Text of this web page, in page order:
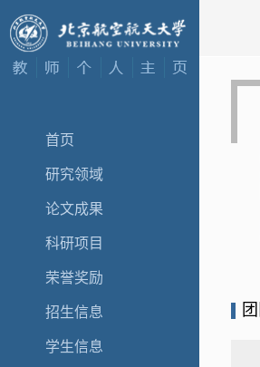
首页
研究领域
论文成果
科研项目
荣誉奖励
招生信息
学生信息